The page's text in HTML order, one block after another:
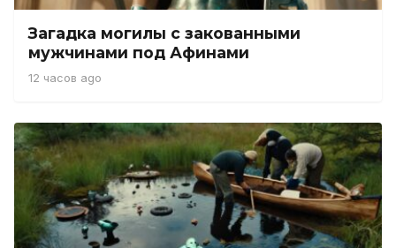
Загадка могилы с закованными
мужчинами под Афинами
12 часов ago